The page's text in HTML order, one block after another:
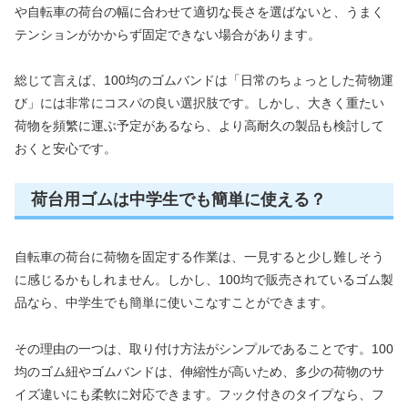
や自転車の荷台の幅に合わせて適切な長さを選ばないと、うまく
テンションがかからず固定できない場合があります。
総じて言えば、100均のゴムバンドは「日常のちょっとした荷物運
び」には非常にコスパの良い選択肢です。しかし、大きく重たい
荷物を頻繁に運ぶ予定があるなら、より高耐久の製品も検討して
おくと安心です。
荷台用ゴムは中学生でも簡単に使える？
自転車の荷台に荷物を固定する作業は、一見すると少し難しそう
に感じるかもしれません。しかし、100均で販売されているゴム製
品なら、中学生でも簡単に使いこなすことができます。
その理由の一つは、取り付け方法がシンプルであることです。100
均のゴム紐やゴムバンドは、伸縮性が高いため、多少の荷物のサ
イズ違いにも柔軟に対応できます。フック付きのタイプなら、フ